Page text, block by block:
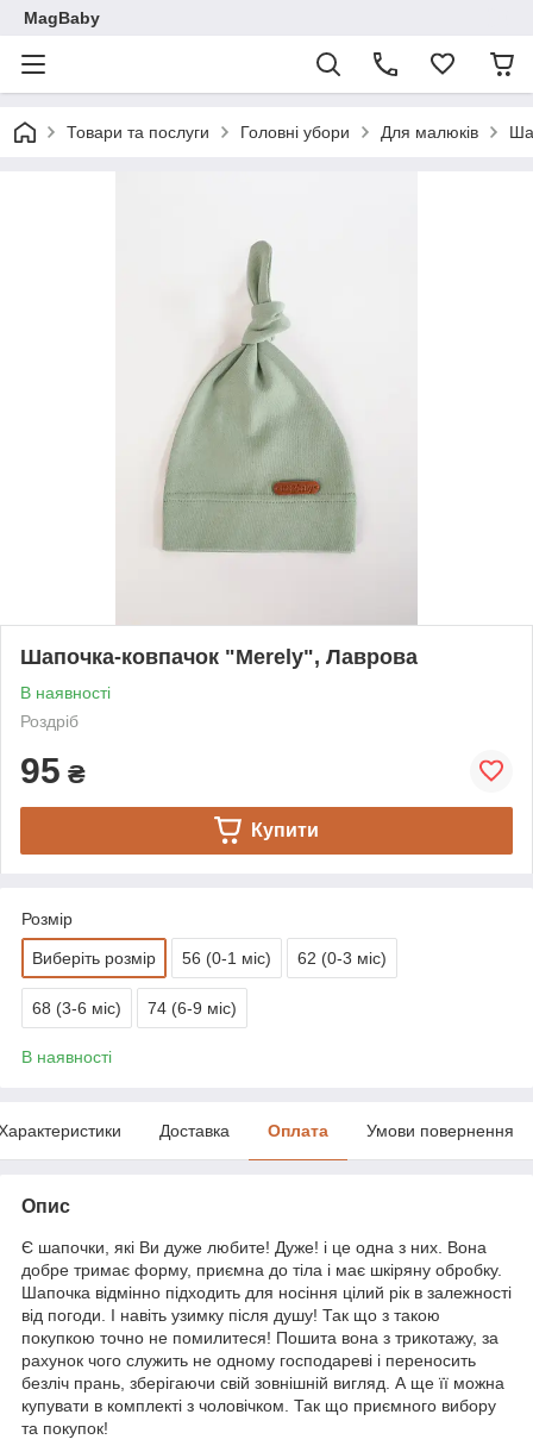
MagBaby
Товари та послуги Головні убори Для малюків
Шапочка-ковпачок "Merely", Лаврова
В наявності
Роздріб
95 ₴
Купити
Розмір
Виберіть розмір 56 (0-1 міс) 62 (0-3 міс)
68 (3-6 міс) 74 (6-9 міс)
В наявності
Доставка Оплата Умови повернення
Опис
Є шапочки, які Ви дуже любите! Дуже! і це одна з них. Вона
добре тримає форму, приємна до тіла і має шкіряну обробку.
Шапочка відмінно підходить для носіння цілий рік в залежності
від погоди. І навіть узимку після душу! Так що з такою
покупкою точно не помилитеся! Пошита вона з трикотажу, за
рахунок чого служить не одному господареві і переносить
безліч прань, зберігаючи свій зовнішній вигляд. А ще її можна
купувати в комплекті з чоловічком. Так що приємного вибору
та покупок!